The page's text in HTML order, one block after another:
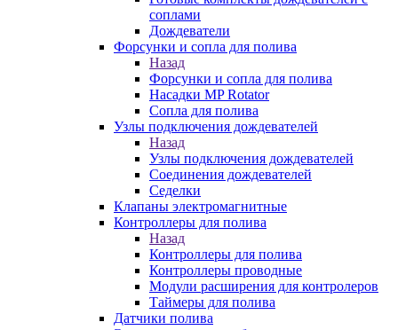
соплами
Дождеватели
Форсунки и сопла для полива
Назад
Форсунки и сопла для полива
Насадки MP Rotator
Сопла для полива
Узлы подключения дождевателей
Назад
Узлы подключения дождевателей
Соединения дождевателей
Седелки
Клапаны электромагнитные
Контроллеры для полива
Назад
Контроллеры для полива
Контроллеры проводные
Модули расширения для контролеров
Таймеры для полива
Датчики полива